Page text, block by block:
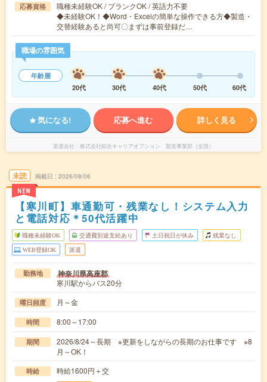
応募資格
職種未経験OK / ブランクOK / 英語力不要
◆未経験OK！◆Word・Excelの簡単な操作できる方◆製造・
交替経験あると尚可〇まずは事前登録だ…
職場の雰囲気
年齢層
20代
30代 40代 50代 60代
気になる! 応募へ進む 詳しく見る
派遣会社 株式会社綜合キャリアオプション 製造事業部（全国）
未読
NEW
掲載日 2026/08/06
【寒川町】車通勤可・残業なし！システム入力
と電話対応＊50代活躍中
職種未経験OK 交通費別途支給あり 土日祝日が休み 残業なし
WEB登録OK 派遣
勤務地 神奈川県高座郡
寒川駅からバス20分
曜日頻度 月～金
時間 8:00～17:00
期間
2026/8/24～長期 ※更新をしながらの長期のお仕事です ※8
月～OK！
時給 時給1600円＋交